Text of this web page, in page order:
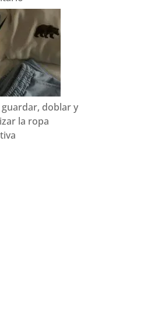
guardar, doblar y
la ropa